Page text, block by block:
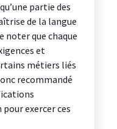
partie des
de la langue
noter que chaque
et
métiers liés
recommandé
exercer ces